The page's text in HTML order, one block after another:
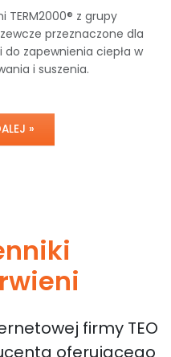
TERM2000® z grupy
przeznaczone dla
zapewnienia ciepła w
i suszenia.
»
firmy TEO
oferującego